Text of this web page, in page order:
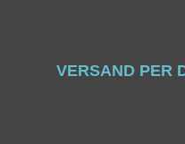
VERSAND PER